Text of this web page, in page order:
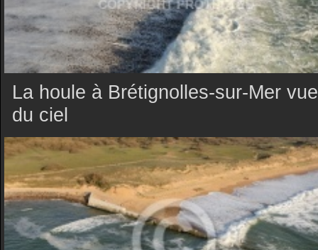
La houle à Brétignolles-sur-Mer vue
du ciel